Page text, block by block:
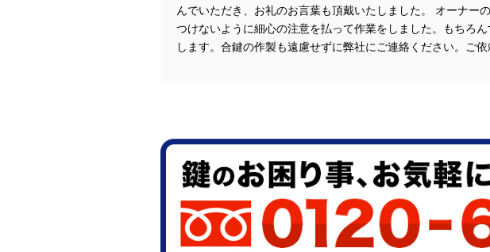
んでいただき、お礼のお言葉も頂戴いたしました。 オーナー
つけないように細心の注意を払って作業をしました。もちろ
します。合鍵の作製も遠慮せずに弊社にご連絡ください。ご依